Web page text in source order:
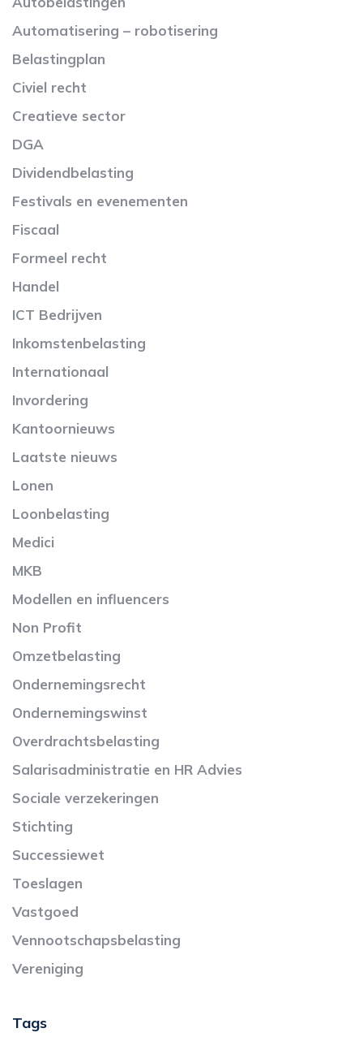
Automatisering – robotisering
Belastingplan
Civiel recht
Creatieve sector
DGA
Dividendbelasting
Festivals en evenementen
Fiscaal
Formeel recht
Handel
ICT Bedrijven
Inkomstenbelasting
Internationaal
Invordering
Kantoornieuws
Laatste nieuws
Lonen
Loonbelasting
Medici
MKB
Modellen en influencers
Non Profit
Omzetbelasting
Ondernemingsrecht
Ondernemingswinst
Overdrachtsbelasting
Salarisadministratie en HR Advies
Sociale verzekeringen
Stichting
Successiewet
Toeslagen
Vastgoed
Vennootschapsbelasting
Vereniging
Tags